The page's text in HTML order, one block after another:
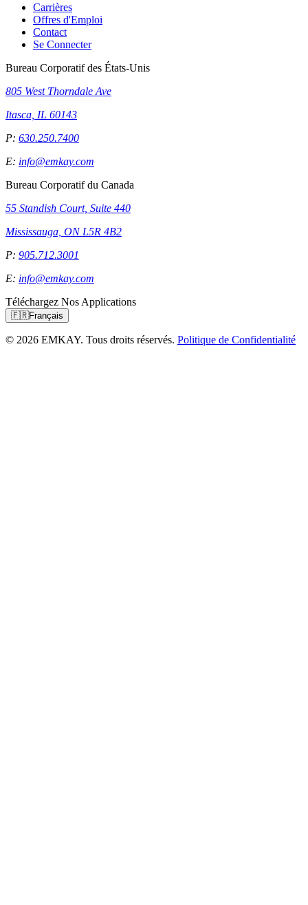
Carrières
Offres d'Emploi
Contact
Se Connecter
Bureau Corporatif des États-Unis
805 West Thorndale Ave
Itasca, IL 60143
P: 630.250.7400
E: info@emkay.com
Bureau Corporatif du Canada
55 Standish Court, Suite 440
Mississauga, ON L5R 4B2
P: 905.712.3001
E: info@emkay.com
Téléchargez Nos Applications
🇫🇷Français
© 2026 EMKAY. Tous droits réservés. Politique de Confidentialité